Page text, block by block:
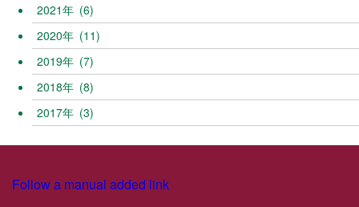
2021
(6)
2020
(11)
2019
(7)
2018
(8)
2017
(3)
Follow a manual added link